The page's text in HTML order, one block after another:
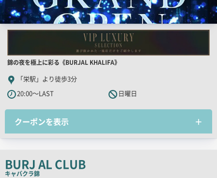
店
舗
PR
キ
ャ
チ
ー
錦の夜を極上に彩る《BURJAL KHALIFA》
「栄駅」より徒歩3分
20:00～LAST
日曜日
クーポンを表示
BURJ AL CLUB
キャバクラ錦